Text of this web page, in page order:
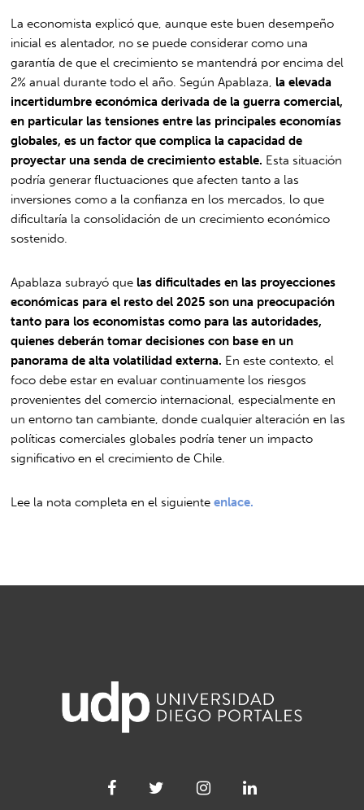
La economista explicó que, aunque este buen desempeño
inicial es alentador, no se puede considerar como una
garantía de que el crecimiento se mantendrá por encima del
2% anual durante todo el año. Según Apablaza, la elevada
incertidumbre económica derivada de la guerra comercial,
en particular las tensiones entre las principales economías
globales, es un factor que complica la capacidad de
proyectar una senda de crecimiento estable. Esta situación
podría generar fluctuaciones que afecten tanto a las
inversiones como a la confianza en los mercados, lo que
dificultaría la consolidación de un crecimiento económico
sostenido.
Apablaza subrayó que las dificultades en las proyecciones
económicas para el resto del 2025 son una preocupación
tanto para los economistas como para las autoridades,
quienes deberán tomar decisiones con base en un
panorama de alta volatilidad externa. En este contexto, el
foco debe estar en evaluar continuamente los riesgos
provenientes del comercio internacional, especialmente en
un entorno tan cambiante, donde cualquier alteración en las
políticas comerciales globales podría tener un impacto
significativo en el crecimiento de Chile.
Lee la nota completa en el siguienteenlace.